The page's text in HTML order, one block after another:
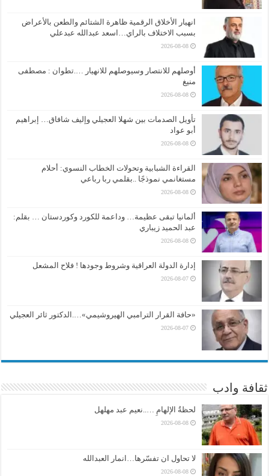
انهيار الأخلاق الرقمية ظاهرة الشتائم والطعن بالأعراض
بسبب الاختلاف بالراي…اسعد عبدالله عبدعلي
2026-08-08
أوصلهم للانتصار وسيوصلهم للانهيار ….تطوان : مصطفى
منيغ
2026-08-08
تأويل الصدمات بين شهلا العجيلي وإليف شافاق… إبراهيم
أبو عواد
2026-08-08
القراءة الشبابية وتحولات الخطاب النسوي: أحلام
مستغانمي نموذجًا ..بقلمي ربا رباعي
2026-08-08
ألمانيا تبقى عظيمة… وداعمة للكورد وكوردستان … بقلم:
عبد الحميد زيباري
2026-08-08
إدارة الدولة العراقية وشروط وجودها ! فلاح المشعل
2026-08-07
«حافة القرار الترامبي الهيروشيمي»….الدكتور ثائر العجيلي
2026-08-07
ثقافة وادب
لحظةُ الإلهامِ …..نعيم عبد مهلهل
2026-08-08
لا تحاول ان تفسّرها…انمار العبدالله
2026-08-08